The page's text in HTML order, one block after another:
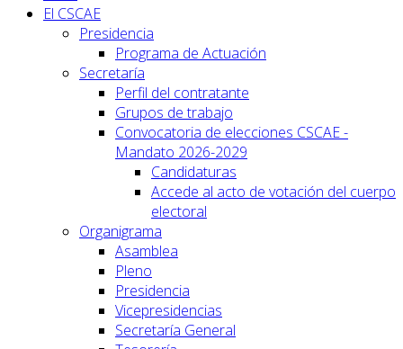
El CSCAE
Presidencia
Programa de Actuación
Secretaría
Perfil del contratante
Grupos de trabajo
Convocatoria de elecciones CSCAE -
Mandato 2026-2029
Candidaturas
Accede al acto de votación del cuerpo
electoral
Organigrama
Asamblea
Pleno
Presidencia
Vicepresidencias
Secretaría General